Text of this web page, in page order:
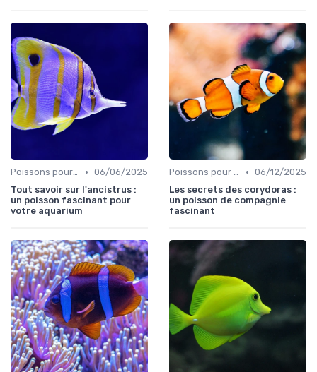
Poissons pour débutants • 06/06/2025
Tout savoir sur l'ancistrus :
un poisson fascinant pour
votre aquarium
Poissons pour débutants • 06/12/2025
Les secrets des corydoras :
un poisson de compagnie
fascinant